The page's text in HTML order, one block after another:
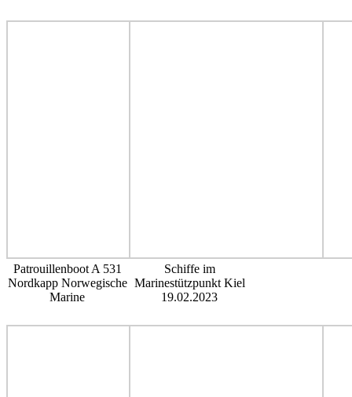
Patrouillenboot A 531
Nordkapp Norwegische
Marine
Schiffe im
Marinestützpunkt Kiel
19.02.2023